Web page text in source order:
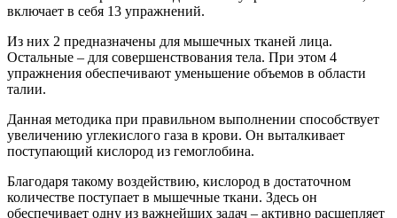
включает в себя 13 упражнений.
Из них 2 предназначены для мышечных тканей лица.
Остальные – для совершенствования тела. При этом 4
упражнения обеспечивают уменьшение объемов в области
талии.
Данная методика при правильном выполнении способствует
увеличению углекислого газа в крови. Он выталкивает
поступающий кислород из гемоглобина.
Благодаря такому воздействию, кислород в достаточном
количестве поступает в мышечные ткани. Здесь он
обеспечивает одну из важнейших задач – активно расщепляет